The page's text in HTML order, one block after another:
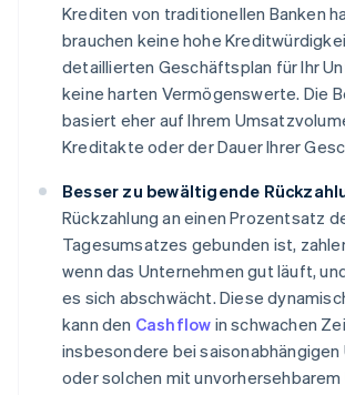
Krediten von traditionellen Banken
brauchen keine hohe
detaillierten Geschäftsplan für Ihr
keine harten Vermögenswerte. Die
basiert eher auf Ihrem
Kreditakte oder der Dauer Ihrer
Besser zu bewältigende
Rückzahlung an einen Prozentsatz
Tagesumsatzes gebunden ist,
wenn das Unternehmen gut läuft,
es sich abschwächt. Diese
kann den Cashflow in schwachen
insbesondere bei saisonabhängigen
oder solchen mit unvorhersehbarem